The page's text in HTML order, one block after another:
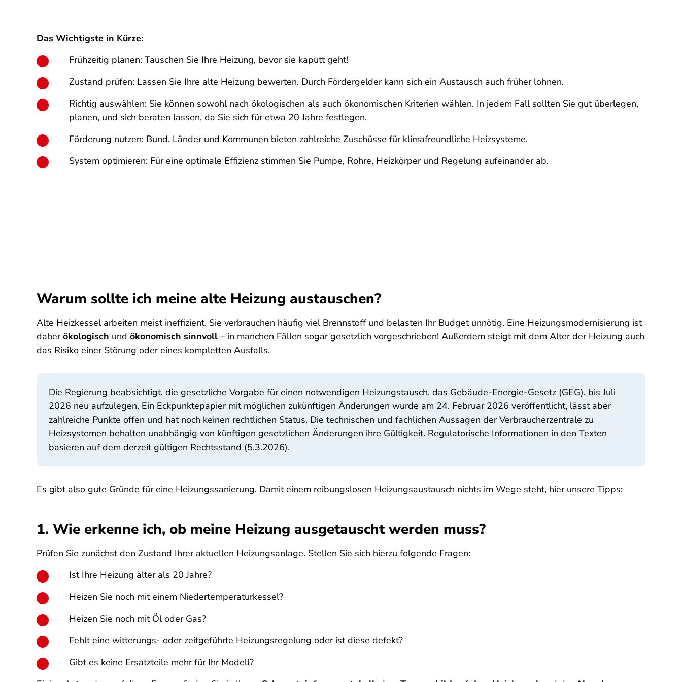
Das Wichtigste in Kürze:
Frühzeitig planen: Tauschen Sie Ihre Heizung, bevor sie kaputt geht!
Zustand prüfen: Lassen Sie Ihre alte Heizung bewerten. Durch Fördergelder kann sich ein Austausch auch früher lohnen.
Richtig auswählen: Sie können sowohl nach ökologischen als auch ökonomischen Kriterien wählen. In jedem Fall sollten Sie gut überlegen,
planen, und sich beraten lassen, da Sie sich für etwa 20 Jahre festlegen.
Förderung nutzen: Bund, Länder und Kommunen bieten zahlreiche Zuschüsse für klimafreundliche Heizsysteme.
System optimieren: Für eine optimale Effizienz stimmen Sie Pumpe, Rohre, Heizkörper und Regelung aufeinander ab.
Warum sollte ich meine alte Heizung austauschen?
Alte Heizkessel arbeiten meist ineffizient. Sie verbrauchen häufig viel Brennstoff und belasten Ihr Budget unnötig. Eine Heizungsmodernisierung ist
daherökologisch und ökonomisch sinnvoll – in manchen Fällen sogar gesetzlich vorgeschrieben! Außerdem steigt mit dem Alter der Heizung auch
das Risiko einer Störung oder eines kompletten Ausfalls.
Die Regierung beabsichtigt, die gesetzliche Vorgabe für einen notwendigen Heizungstausch, das Gebäude-Energie-Gesetz (GEG), bis Juli
2026 neu aufzulegen. Ein Eckpunktepapier mit möglichen zukünftigen Änderungen wurde am 24. Februar 2026 veröffentlicht, lässt aber
zahlreiche Punkte offen und hat noch keinen rechtlichen Status. Die technischen und fachlichen Aussagen der Verbraucherzentrale zu
Heizsystemen behalten unabhängig von künftigen gesetzlichen Änderungen ihre Gültigkeit. Regulatorische Informationen in den Texten
basieren auf dem derzeit gültigen Rechtsstand (5.3.2026).
Es gibt also gute Gründe für eine Heizungssanierung. Damit einem reibungslosen Heizungsaustausch nichts im Wege steht, hier unsere Tipps:
1. Wie erkenne ich, ob meine Heizung ausgetauscht werden muss?
Prüfen Sie zunächst den Zustand Ihrer aktuellen Heizungsanlage. Stellen Sie sich hierzu folgende Fragen:
Ist Ihre Heizung älter als 20 Jahre?
Heizen Sie noch mit einem Niedertemperaturkessel?
Heizen Sie noch mit Öl oder Gas?
Fehlt eine witterungs- oder zeitgeführte Heizungsregelung oder ist diese defekt?
Gibt es keine Ersatzteile mehr für Ihr Modell?